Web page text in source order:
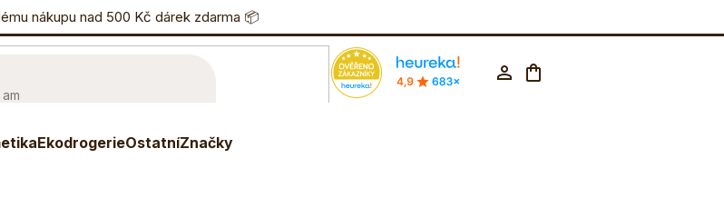
nákupu nad 500 Kč dárek zdarma 📦
EkodrogerieOstatníZnačky
Eshop 733 738 836